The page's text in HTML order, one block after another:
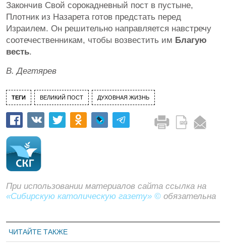
Закончив Свой сорокадневный пост в пустыне,
Плотник из Назарета готов предстать перед
Израилем. Он решительно направляется навстречу
соотечественникам, чтобы возвестить им Благую
весть.
В. Дегтярев
ТЕГИ ВЕЛИКИЙ ПОСТ ДУХОВНАЯ ЖИЗНЬ
При использовании материалов сайта ссылка на
«Сибирскую католическую газету» © обязательна
ЧИТАЙТЕ ТАКЖЕ